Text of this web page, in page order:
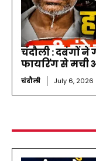
चंदौली : दबंगों ने
फायरिंग से मची
चंदौली July 6, 2026